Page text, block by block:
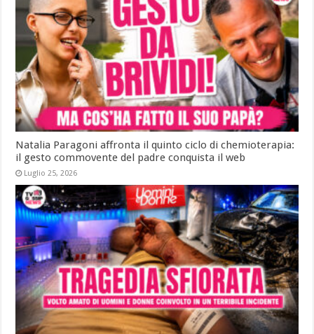
Natalia Paragoni affronta il quinto ciclo di chemioterapia:
il gesto commovente del padre conquista il web
Luglio 25, 2026